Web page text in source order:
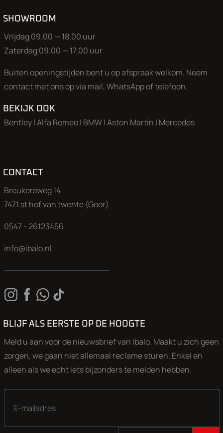
SHOWROOM
Vrijdag 09.00 — 18.00 uur
Zaterdag 09.00 — 17.00 uur
Buiten openingstijden bent u op afspraak welkom. Neem
contact met ons op via mail, WhatsApp of telefoon.
BEKIJK OOK
Bentley|Alfa Romeo| BMW|Aston Martin | Mercedes
CONTACT
Breukersweg 14
7471 st hof van twente (Goor)
0547 - 26123456
info@ibalo.nl
BLIJF ALS EERSTE OP DE HOOGTE
Meld u aan voor de nieuwsbrief van Ibalo. Maakt u zich geen
zorgen, we gaan niet allemaal reclame sturen. Enkel en
alleen als we echt iets bijzonders te melden hebben.